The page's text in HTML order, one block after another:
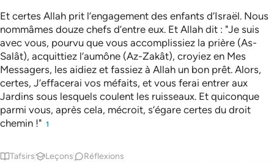
Et certes Allah prit l’engagement des enfants d’Israël. Nous
nommâmes douze chefs d’entre eux. Et Allah dit : "Je suis
avec vous, pourvu que vous accomplissiez la prière (As-
Salât), acquittiez l’aumône (Az-Zakât), croyiez en Mes
Messagers, les aidiez et fassiez à Allah un bon prêt. Alors,
certes, J’effacerai vos méfaits, et vous ferai entrer aux
Jardins sous lesquels coulent les ruisseaux. Et quiconque
parmi vous, après cela, mécroit, s’égare certes du droit
chemin !" 1
Tafsirs Leçons Réflexions